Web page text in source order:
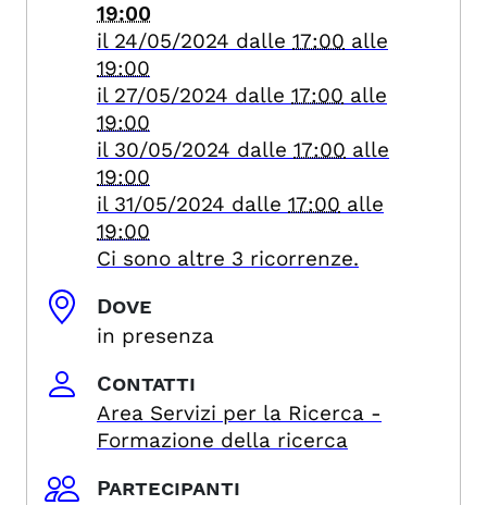
19:00
il 24/05/2024 dalle 17:00 alle
19:00
il 27/05/2024 dalle 17:00 alle
19:00
il 30/05/2024 dalle 17:00 alle
19:00
il 31/05/2024 dalle 17:00 alle
19:00
Ci sono altre 3 ricorrenze.
Dove
in presenza
Contatti
Area Servizi per la Ricerca -
Formazione della ricerca
Partecipanti